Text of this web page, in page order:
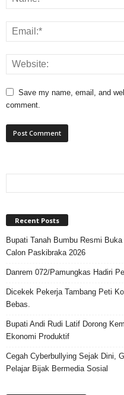
Save my name, email, and
comment.
Recent Posts
Bupati Tanah Bumbu Resmi
Calon Paskibraka 2026
Danrem 072/Pamungkas Hadiri
Dicekek Pekerja Tambang Peti
Bebas.
Bupati Andi Rudi Latif Dorong
Ekonomi Produktif
Cegah Cyberbullying Sejak Dini,
Pelajar Bijak Bermedia Sosial